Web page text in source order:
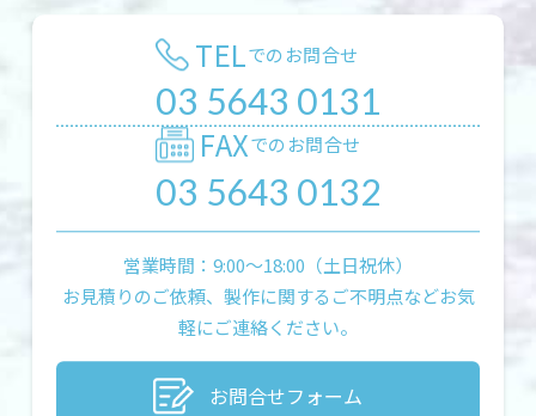
TELでのお問合せ
03 5643 0131
FAXでのお問合せ
03 5643 0132
営業時間：9:00〜18:00（土日祝休）
お見積りのご依頼、製作に関するご不明点などお気
軽にご連絡ください。
お問合せフォーム